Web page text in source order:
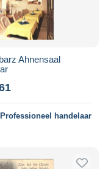
Ahnensaal
Professioneel handelaar